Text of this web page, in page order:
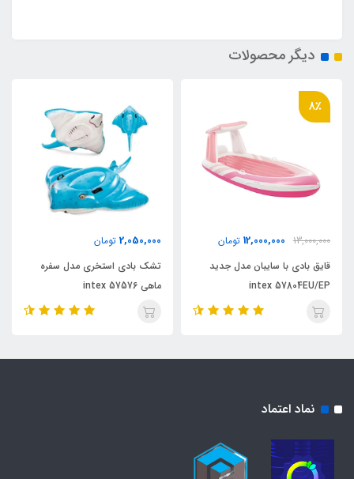
دیگر محصولات
تومان
مدل جدید
2,050,000
تشک بادی استخری مدل سفره
ماهی intex 57576
شناور بادی کودک
وال intex 57567
نماد اعتماد